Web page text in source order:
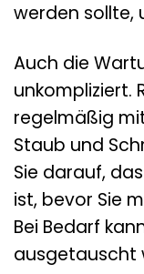
werden sollte,
Auch die
unkompliziert.
regelmäßig
Staub und
Sie darauf,
ist, bevor Sie
Bei Bedarf
ausgetauscht